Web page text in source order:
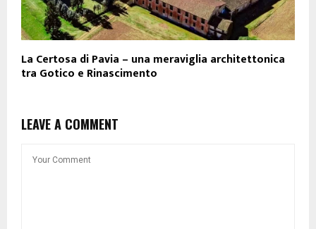
La Certosa di Pavia – una meraviglia architettonica
tra Gotico e Rinascimento
LEAVE A COMMENT